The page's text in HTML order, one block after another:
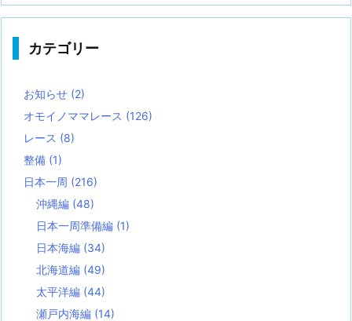
カテゴリー
お知らせ (2)
オモイノママレース (126)
レース (8)
整備 (1)
日本一周 (216)
沖縄編 (48)
日本一周準備編 (1)
日本海編 (34)
北海道編 (49)
太平洋編 (44)
瀬戸内海編 (14)